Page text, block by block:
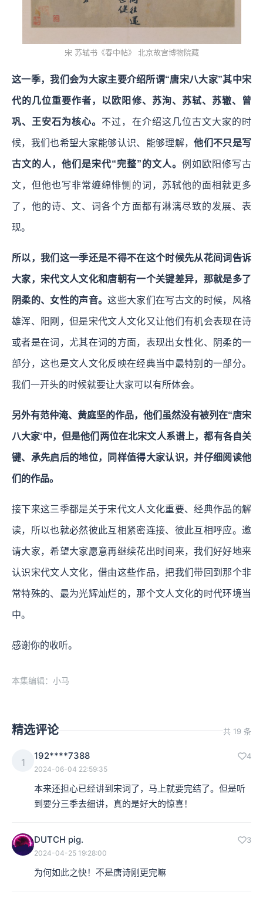
宋 苏轼书《春中帖》 北京故宫博物院藏
这一季，我们会为大家主要介绍所谓“唐宋八大家”其中宋
代的几位重要作者，以欧阳修、苏洵、苏轼、苏辙、曾
巩、王安石为核心。 不过，在介绍这几位古文大家的时
候，我们也希望大家能够认识、能够理解，他们不只是写
古文的人，他们是宋代“完整”的文人。 例如欧阳修写古
文，但他也写非常缠绵悱恻的词，苏轼他的面相就更多
了，他的诗、文、词各个方面都有淋漓尽致的发展、表
现。
所以，我们这一季还是不得不在这个时候先从花间词告诉
大家，宋代文人文化和唐朝有一个关键差异，那就是多了
阴柔的、女性的声音。这些大家们在写古文的时候，风格
雄浑、阳刚，但是宋代文人文化又让他们有机会表现在诗
或者是在词，尤其在词的方面，表现出女性化、阴柔的一
部分，这也是文人文化反映在经典当中最特别的一部分。
我们一开头的时候就要让大家可以有所体会。
另外有范仲淹、黄庭坚的作品，他们虽然没有被列在“唐宋
八大家‘中，但是他们两位在北宋文人系谱上，都有各自关
键、承先启后的地位，同样值得大家认识，并仔细阅读他
们的作品。
接下来这三季都是关于宋代文人文化重要、经典作品的解
读，所以也就必然彼此互相紧密连接、彼此互相呼应。 邀
请大家，希望大家愿意再继续花出时间来，我们好好地来
认识宋代文人文化，借由这些作品，把我们带回到那个非
常特殊的、最为光辉灿烂的，那个文人文化的时代环境当
中。
感谢你的收听。
本集编辑：小马
精选评论 共 19 条
1
192****7388 4
2024-06-04 22:59:35
本来还担心已经讲到宋词了，马上就要完结了。但是听
到要分三季去细讲，真的是好大的惊喜！
DUTCH pig. 3
2024-04-25 19:28:00
为何如此之快！不是唐诗刚更完嘛